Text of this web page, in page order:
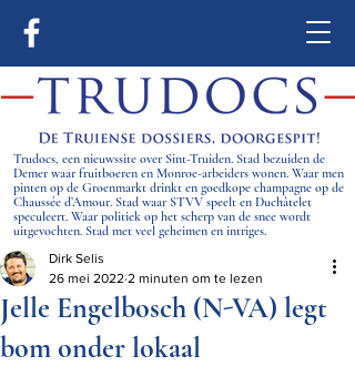
Trudocs, een nieuwssite over Sint-Truiden. Stad bezuiden de
Demer waar fruitboeren en Monroe-arbeiders wonen. Waar men
pinten op de Groenmarkt drinkt en goedkope champagne op de
Chaussée d’Amour. Stad waar STVV speelt en Duchâtelet
speculeert. Waar politiek op het scherp van de snee wordt
uitgevochten. Stad met veel geheimen en intriges.
Jelle Engelbosch (N-VA) legt
bom onder lokaal
Dirk Selis
26 mei 2022 2 minuten om te lezen